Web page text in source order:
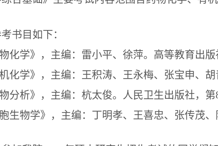
书目如下：
物化学》，主编：雷小平、徐萍。高等教育出版
机化学》，主编：王积涛、王永梅、张宝申、
物分析》，主编：杭太俊。人民卫生出版社，第
胞生物学》，主编：丁明孝、王喜忠、张传茂